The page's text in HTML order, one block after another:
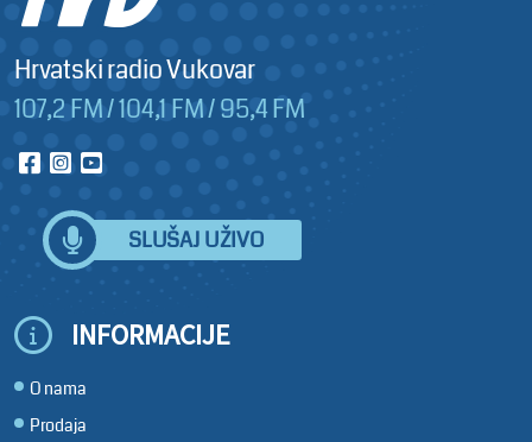
Hrvatski radio Vukovar
107,2 FM / 104,1 FM / 95,4 FM
SLUŠAJ UŽIVO
INFORMACIJE
O nama
Prodaja